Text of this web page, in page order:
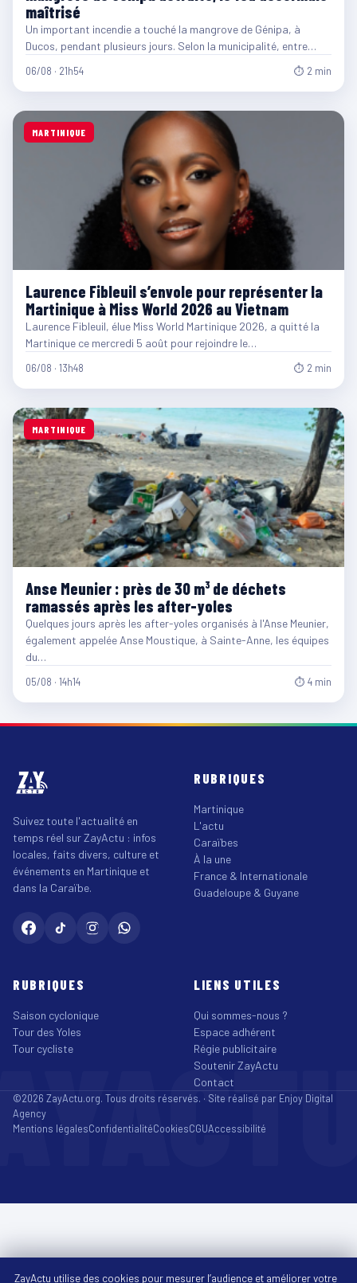
maîtrisé
Un important incendie a touché la mangrove de Génipa, à
Ducos, pendant plusieurs jours. Selon la municipalité, entre…
06/08 · 21h54 ⏱ 2 min
MARTINIQUE
Laurence Fibleuil s’envole pour représenter la
Martinique à Miss World 2026 au Vietnam
Laurence Fibleuil, élue Miss World Martinique 2026, a quitté la
Martinique ce mercredi 5 août pour rejoindre le…
06/08 · 13h48 ⏱ 2 min
MARTINIQUE
Anse Meunier : près de 30 m³ de déchets
ramassés après les after-yoles
Quelques jours après les after-yoles organisés à l'Anse Meunier,
également appelée Anse Moustique, à Sainte-Anne, les équipes
du…
05/08 · 14h14 ⏱ 4 min
Suivez toute l'actualité en
temps réel sur ZayActu : infos
locales, faits divers, culture et
événements en Martinique et
dans la Caraïbe.
RUBRIQUES
Martinique
L'actu
Caraïbes
À la une
France & Internationale
Guadeloupe & Guyane
RUBRIQUES
Saison cyclonique
Tour des Yoles
Tour cycliste
LIENS UTILES
Qui sommes-nous ?
Espace adhérent
Régie publicitaire
Soutenir ZayActu
Contact
©2026 ZayActu.org. Tous droits réservés. · Site réalisé par Enjoy Digital
Agency
Mentions légalesConfidentialitéCookiesCGUAccessibilité
ZayActu utilise des cookies pour mesurer l’audience et améliorer votre